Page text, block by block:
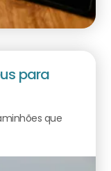
para
que